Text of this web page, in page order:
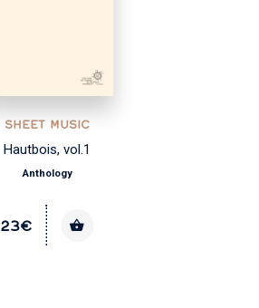
SHEET MUSIC
Hautbois, vol.1
Anthology
23€